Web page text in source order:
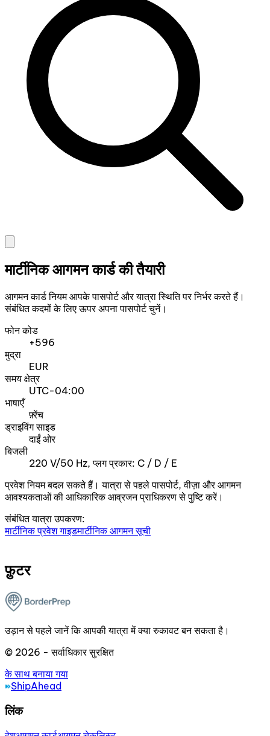
मार्टीनिक आगमन कार्ड की तैयारी
आगमन कार्ड नियम आपके पासपोर्ट और यात्रा स्थिति पर निर्भर करते हैं।
संबंधित कदमों के लिए ऊपर अपना पासपोर्ट चुनें।
फोन कोड
+596
मुद्रा
EUR
समय क्षेत्र
UTC-04:00
भाषाएँ
फ़्रेंच
ड्राइविंग साइड
दाईं ओर
बिजली
220 V/50 Hz, प्लग प्रकार: C / D / E
प्रवेश नियम बदल सकते हैं। यात्रा से पहले पासपोर्ट, वीज़ा और आगमन
आवश्यकताओं की आधिकारिक आव्रजन प्राधिकरण से पुष्टि करें।
संबंधित यात्रा उपकरण:
मार्टीनिक प्रवेश गाइडमार्टीनिक आगमन सूची
फ़ुटर
उड़ान से पहले जानें कि आपकी यात्रा में क्या रुकावट बन सकता है।
© 2026 - सर्वाधिकार सुरक्षित
के साथ बनाया गया
ShipAhead
लिंक